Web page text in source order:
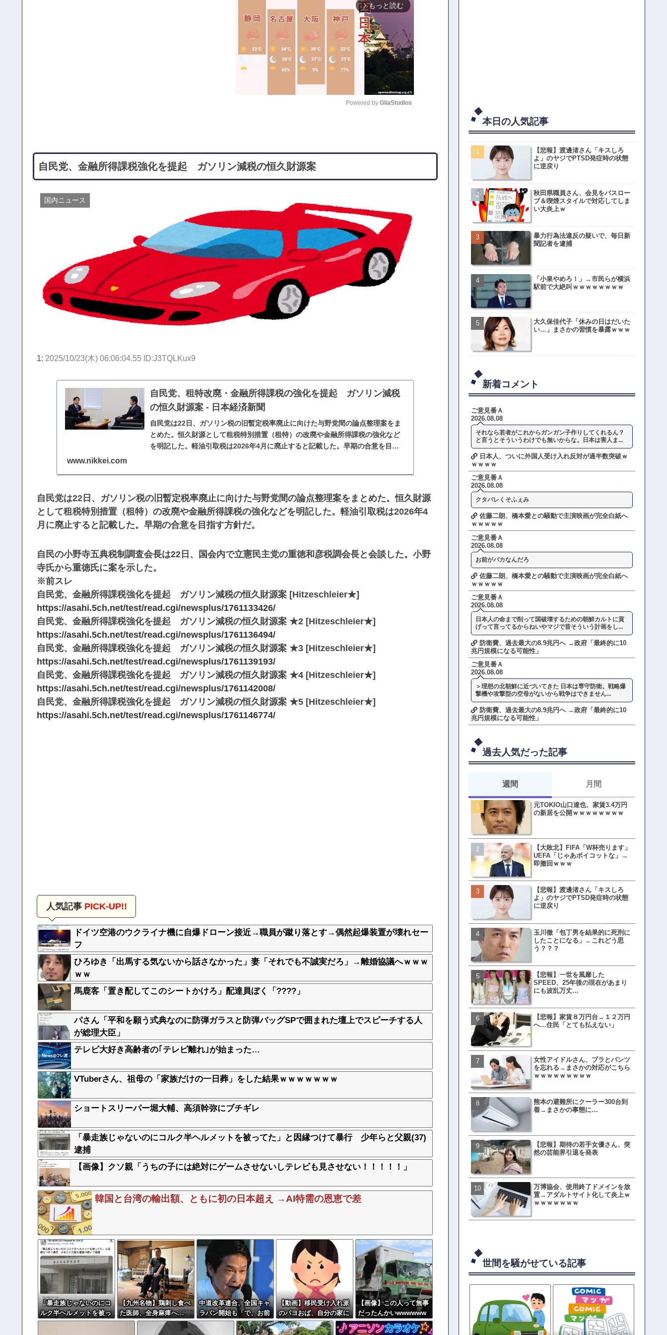
arrow_forward_ios もっと読む
Powered by GliaStudios
自民党、金融所得課税強化を提起 ガソリン減税の恒久財源案
国内ニュース
1: 2025/10/23(木) 06:06:04.55 ID:J3TQLKux9
自民党、租特改廃・金融所得課税の強化を提起 ガソリン減税
の恒久財源案 - 日本経済新聞
自民党は22日、ガソリン税の旧暫定税率廃止に向けた与野党間の論点整理案をま
とめた。恒久財源として租税特別措置（租特）の改廃や金融所得課税の強化など
を明記した。軽油引取税は2026年4月に廃止すると記載した。早期の合意を目指
www.nikkei.com
自民党は22日、ガソリン税の旧暫定税率廃止に向けた与野党間の論点整理案をまとめた。恒久財源
として租税特別措置（租特）の改廃や金融所得課税の強化などを明記した。軽油引取税は2026年4
月に廃止すると記載した。早期の合意を目指す方針だ。
自民の小野寺五典税制調査会長は22日、国会内で立憲民主党の重徳和彦税調会長と会談した。小野
寺氏から重徳氏に案を示した。
※前スレ
自民党、金融所得課税強化を提起 ガソリン減税の恒久財源案 [Hitzeschleier★]
https://asahi.5ch.net/test/read.cgi/newsplus/1761133426/
自民党、金融所得課税強化を提起 ガソリン減税の恒久財源案 ★2 [Hitzeschleier★]
https://asahi.5ch.net/test/read.cgi/newsplus/1761136494/
自民党、金融所得課税強化を提起 ガソリン減税の恒久財源案 ★3 [Hitzeschleier★]
https://asahi.5ch.net/test/read.cgi/newsplus/1761139193/
自民党、金融所得課税強化を提起 ガソリン減税の恒久財源案 ★4 [Hitzeschleier★]
https://asahi.5ch.net/test/read.cgi/newsplus/1761142008/
自民党、金融所得課税強化を提起 ガソリン減税の恒久財源案 ★5 [Hitzeschleier★]
https://asahi.5ch.net/test/read.cgi/newsplus/1761146774/
人気記事PICK-UP!!
ドイツ空港のウクライナ機に自爆ドローン接近→職員が蹴り落とす→偶然起爆装置が壊れセー
フ
ひろゆき「出馬する気ないから話さなかった」妻「それでも不誠実だろ」→離婚協議へｗｗｗ
ｗｗ
馬鹿客「置き配してこのシートかけろ」配達員ぼく「????」
パさん「平和を願う式典なのに防弾ガラスと防弾バッグSPで囲まれた壇上でスピーチする人
が総理大臣」
テレビ大好き高齢者の｢テレビ離れ｣が始まった…
VTuberさん、祖母の「家族だけの一日葬」をした結果ｗｗｗｗｗｗｗ
ショートスリーパー堀大輔、高須幹弥にブチギレ
「暴走族じゃないのにコルク半ヘルメットを被ってた」と因縁つけて暴行 少年らと父親(37)
逮捕
【画像】クソ親「うちの子には絶対にゲームさせないしテレビも見させない！！！！！」
韓国と台湾の輸出額、ともに初の日本超え →AI特需の恩恵で差
「暴走族じゃないのにコ
ルク半ヘルメットを被っ
てた」と因縁つけて暴
【九州名物】鶏刺し食べ
た医師、全身麻痺へ…
「死んだほうが良かっ
中道改革連合、全国キャ
ラバン開始も「で、お前
誰？」状態ｗｗｗｗｗ
【動画】移民受け入れ派
のパヨおば、自分の家に
来られたら全力で拒否る
ｗｗｗｗｗｗｗｗｗｗｗ
【画像】この人って無事
だったんかいwwwwww
ww
本日の人気記事
【悲報】渡邊渚さん「キスしろ
よ」のヤジでPTSD発症時の状態
に逆戻り
秋田県職員さん、会見をバスロー
ブ＆喫煙スタイルで対応してしま
い大炎上ｗ
暴力行為法違反の疑いで、毎日新
聞記者を逮捕
「小泉やめろ！」→市民らが横浜
駅前で大絶叫ｗｗｗｗｗｗｗｗ
大久保佳代子「休みの日はだいた
い…」まさかの習慣を暴露ｗｗｗ
新着コメント
ご意見番Ａ
2026.08.08
それなら若者がこれからガンガン子作りしてくれるん？
と言うとそういうわけでも無いからな。日本は害人ま...
日本人、ついに外国人受け入れ反対が過半数突破ｗ
ｗｗｗｗ
ご意見番Ａ
2026.08.08
クタバレくそふぇみ
佐藤二朗、橋本愛との騒動で主演映画が完全白紙へ
ｗｗｗｗｗ
ご意見番Ａ
2026.08.08
お前がバカなんだろ
佐藤二朗、橋本愛との騒動で主演映画が完全白紙へ
ｗｗｗｗｗ
ご意見番Ａ
2026.08.08
日本人の命まで削って国破壊するための朝鮮カルトに貢
げって言ってるからねいやマジで昔そういう計画をし...
防衛費、過去最大の8.9兆円へ →政府「最終的に10
兆円規模になる可能性」
ご意見番Ａ
2026.08.08
＞理想の北朝鮮に近づいてきた 日本は専守防衛。戦略爆
撃機や攻撃型の空母がないから戦争はできません...
防衛費、過去最大の8.9兆円へ →政府「最終的に10
兆円規模になる可能性」
過去人気だった記事
週間
元TOKIO山口達也、家賃3.4万円
の新居を公開ｗｗｗｗｗｗｗｗ
【大敗北】FIFA「W杯売ります」
UEFA「じゃあボイコットな」→
即撤回ｗｗｗ
【悲報】渡邊渚さん「キスしろ
よ」のヤジでPTSD発症時の状態
に逆戻り
玉川徹「包丁男を結果的に死刑に
したことになる」←これどう思
う？？？
【悲報】一世を風靡した
SPEED、25年後の現在があまり
にも波乱万丈…
【悲報】家賃８万円台→１２万円
へ…住民「とても払えない」
女性アイドルさん、ブラとパンツ
を忘れる→まさかの対応がこちら
ｗｗｗｗｗｗｗｗｗ
熊本の避難所にクーラー300台到
着→まさかの事態に…
【悲報】期待の若手女優さん、突
然の芸能界引退を発表
万博協会、使用終了ドメインを放
置→アダルトサイト化して炎上ｗ
ｗｗｗｗｗｗｗ
月間
【悲報】東京着く前にHP尽
方民ｗｗｗ移動だけで瀕死
【ファーw】水着女子さん
オッサン盗撮してる…通報
皇族確保策、天皇陛下の一
界ピリつくｗｗｗ
文春、沖縄問題の"触れては
ない話"を暴露してしまうｗ
ランサムウェア攻撃を受け
レイ、わずか10日で復旧し
福岡テレビ局にとんでもな
アナが入社してしまうｗｗｗ
【衝撃】三笘が事故った時
てた車ってさ…←これw w
w w w w
有吉「うまくても絶対に行
ない店」がこちら…ネット
母親「息子の借りた本が心
真をSNS投稿→司書らから
元TOKIO山口達也、家賃3.4
の新居を公開ｗｗｗｗｗｗ
世間を騒がせている記事